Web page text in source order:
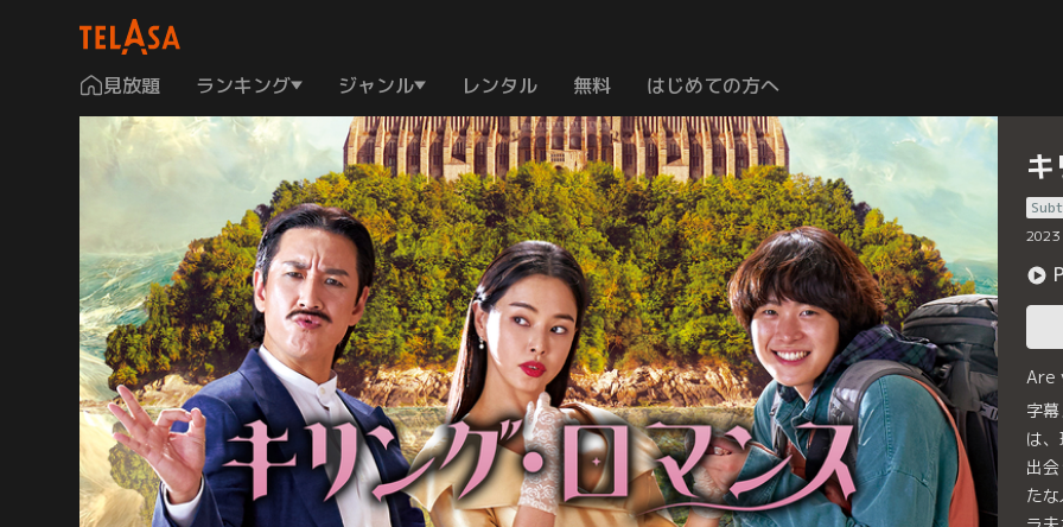
見放題 ランキング ジャンル レンタル 無料 はじめての方へ
2023
Are
字
は
出
た